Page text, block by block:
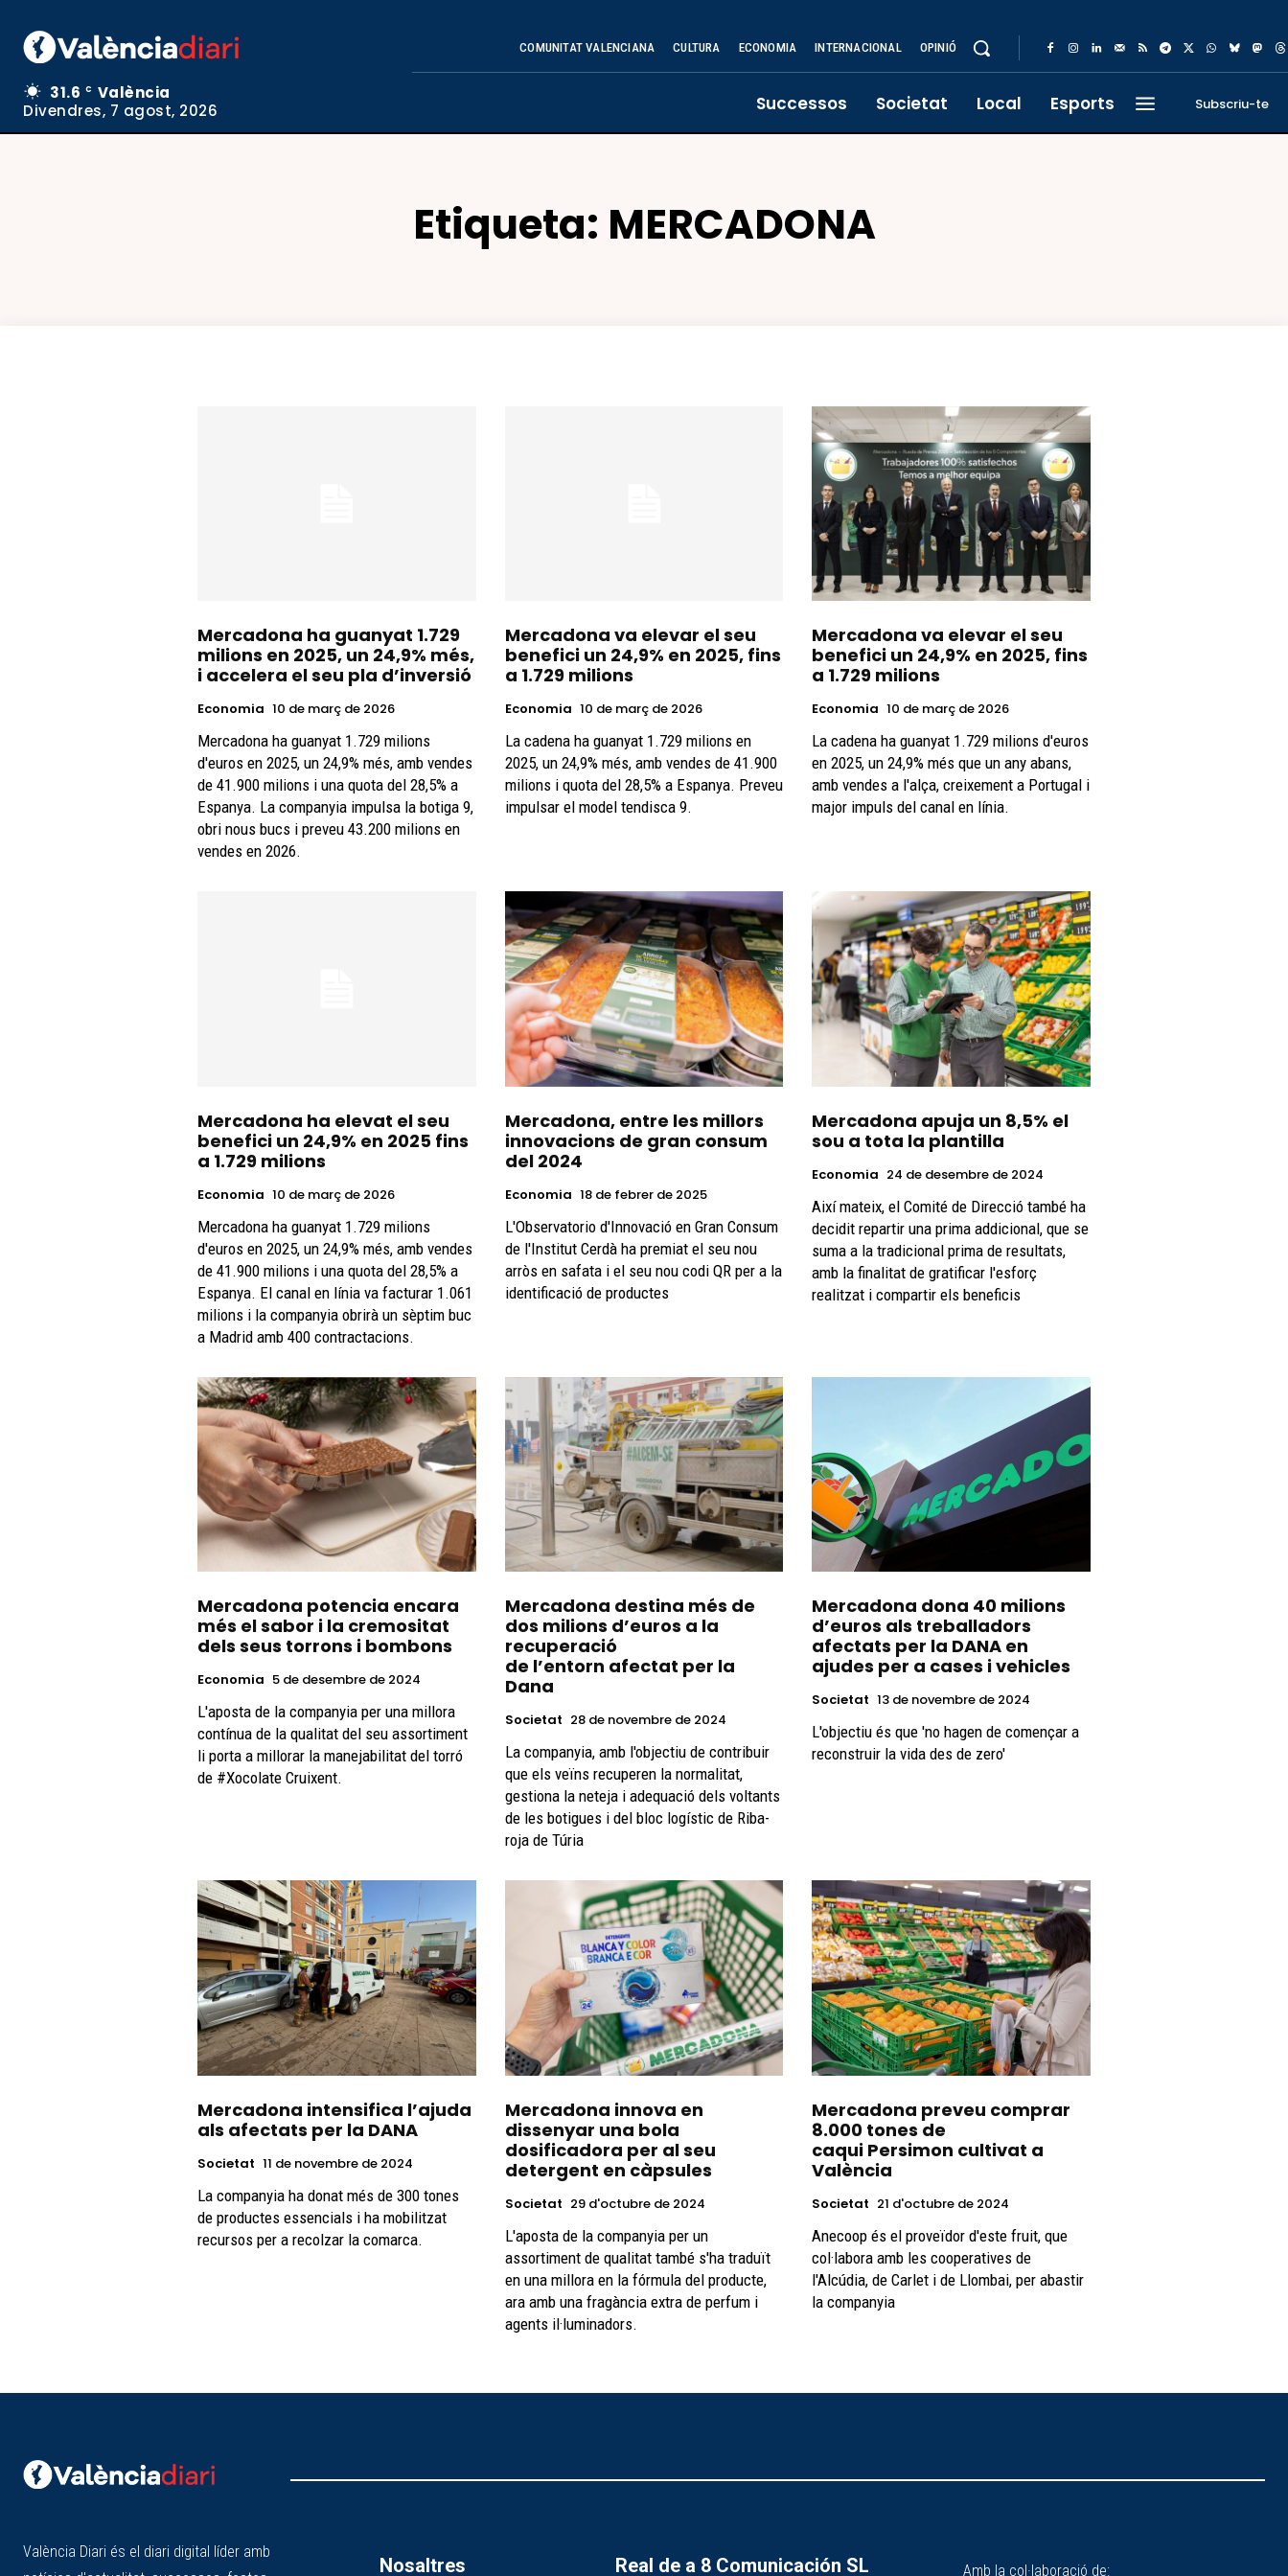
31.6 C
València
Divendres, 7 agost, 2026
COMUNITAT VALENCIANA CULTURA ECONOMIA INTERNACIONAL OPINIÓ
Successos Societat Local Esports Subscriu-te
Etiqueta: MERCADONA
Mercadona ha guanyat 1.729
milions en 2025, un 24,9% més,
i accelera el seu pla d’inversió
Economia 10 de març de 2026
Mercadona ha guanyat 1.729 milions
d'euros en 2025, un 24,9% més, amb vendes
de 41.900 milions i una quota del 28,5% a
Espanya. La companyia impulsa la botiga 9,
obri nous bucs i preveu 43.200 milions en
vendes en 2026.
Mercadona va elevar el seu
benefici un 24,9% en 2025, fins
a 1.729 milions
Economia 10 de març de 2026
La cadena ha guanyat 1.729 milions en
2025, un 24,9% més, amb vendes de 41.900
milions i quota del 28,5% a Espanya. Preveu
impulsar el model tendisca 9.
Mercadona va elevar el seu
benefici un 24,9% en 2025, fins
a 1.729 milions
Economia 10 de març de 2026
La cadena ha guanyat 1.729 milions d'euros
en 2025, un 24,9% més que un any abans,
amb vendes a l'alça, creixement a Portugal i
major impuls del canal en línia.
Mercadona ha elevat el seu
benefici un 24,9% en 2025 fins
a 1.729 milions
Economia 10 de març de 2026
Mercadona ha guanyat 1.729 milions
d'euros en 2025, un 24,9% més, amb vendes
de 41.900 milions i una quota del 28,5% a
Espanya. El canal en línia va facturar 1.061
milions i la companyia obrirà un sèptim buc
a Madrid amb 400 contractacions.
Mercadona, entre les millors
innovacions de gran consum
del 2024
Economia 18 de febrer de 2025
L'Observatorio d'Innovació en Gran Consum
de l'Institut Cerdà ha premiat el seu nou
arròs en safata i el seu nou codi QR per a la
identificació de productes
Mercadona apuja un 8,5% el
sou a tota la plantilla
Economia 24 de desembre de 2024
Així mateix, el Comité de Direcció també ha
decidit repartir una prima addicional, que se
suma a la tradicional prima de resultats,
amb la finalitat de gratificar l'esforç
realitzat i compartir els beneficis
Mercadona potencia encara
més el sabor i la cremositat
dels seus torrons i bombons
Economia 5 de desembre de 2024
L'aposta de la companyia per una millora
contínua de la qualitat del seu assortiment
li porta a millorar la manejabilitat del torró
de #Xocolate Cruixent.
Mercadona destina més de
dos milions d’euros a la
recuperació
de l’entorn afectat per la
Dana
Societat 28 de novembre de 2024
La companyia, amb l'objectiu de contribuir
que els veïns recuperen la normalitat,
gestiona la neteja i adequació dels voltants
de les botigues i del bloc logístic de Riba-
roja de Túria
Mercadona dona 40 milions
d’euros als treballadors
afectats per la DANA en
ajudes per a cases i vehicles
Societat 13 de novembre de 2024
L'objectiu és que 'no hagen de començar a
reconstruir la vida des de zero'
Mercadona intensifica l’ajuda
als afectats per la DANA
Societat 11 de novembre de 2024
La companyia ha donat més de 300 tones
de productes essencials i ha mobilitzat
recursos per a recolzar la comarca.
Mercadona innova en
dissenyar una bola
dosificadora per al seu
detergent en càpsules
Societat 29 d'octubre de 2024
L'aposta de la companyia per un
assortiment de qualitat també s'ha traduït
en una millora en la fórmula del producte,
ara amb una fragància extra de perfum i
agents il·luminadors.
Mercadona preveu comprar
8.000 tones de
caqui Persimon cultivat a
València
Societat 21 d'octubre de 2024
Anecoop és el proveïdor d'este fruit, que
col·labora amb les cooperatives de
l'Alcúdia, de Carlet i de Llombai, per abastir
la companyia
València Diari és el diari digital líder amb
Nosaltres Real de a 8 Comunicación SL Amb la col·laboració de: